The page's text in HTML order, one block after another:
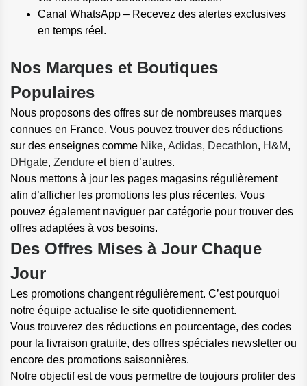
Canal WhatsApp – Recevez des alertes exclusives
en temps réel.
Nos Marques et Boutiques
Populaires
Nous proposons des offres sur de nombreuses marques
connues en France. Vous pouvez trouver des réductions
sur des enseignes comme Nike, Adidas, Decathlon, H&M,
DHgate, Zendure et bien d’autres.
Nous mettons à jour les pages magasins régulièrement
afin d’afficher les promotions les plus récentes. Vous
pouvez également naviguer par catégorie pour trouver des
offres adaptées à vos besoins.
Des Offres Mises à Jour Chaque
Jour
Les promotions changent régulièrement. C’est pourquoi
notre équipe actualise le site quotidiennement.
Vous trouverez des réductions en pourcentage, des codes
pour la livraison gratuite, des offres spéciales newsletter ou
encore des promotions saisonnières.
Notre objectif est de vous permettre de toujours profiter des